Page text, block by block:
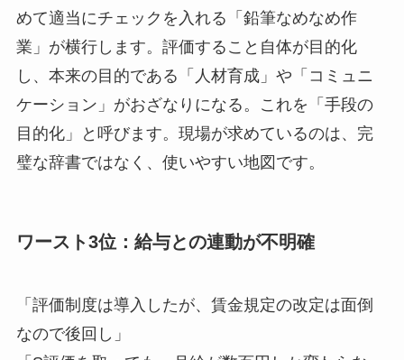
めて適当にチェックを入れる「鉛筆なめなめ作
業」が横行します。評価すること自体が目的化
し、本来の目的である「人材育成」や「コミュニ
ケーション」がおざなりになる。これを「手段の
目的化」と呼びます。現場が求めているのは、完
璧な辞書ではなく、使いやすい地図です。
ワースト3位：給与との連動が不明確
「評価制度は導入したが、賃金規定の改定は面倒
なので後回し」